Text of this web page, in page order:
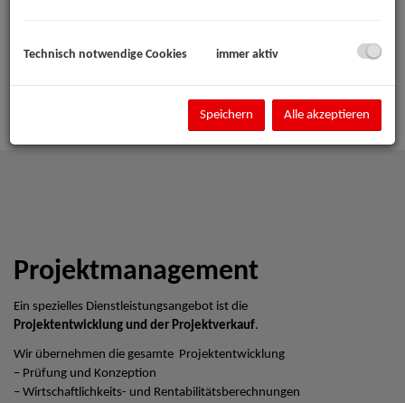
Projektmanagement
Ein spezielles Dienstleistungsangebot ist die
Projektentwicklung und der Projektverkauf.
Wir übernehmen die gesamte Projektentwicklung
– Prüfung und Konzeption
– Wirtschaftlichkeits- und Rentabilitätsberechnungen
Technisch notwendige Cookies immer aktiv
Speichern Alle akzeptieren